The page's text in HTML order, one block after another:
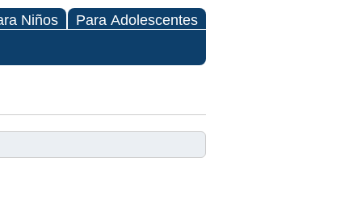
Niños Para Adolescentes